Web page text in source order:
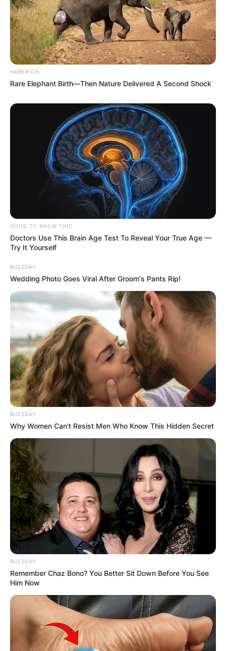
HABERION
Rare Elephant Birth—Then Nature Delivered A Second Shock
GOOD TO KNOW THIS
Doctors Use This Brain Age Test To Reveal Your True Age —
Try It Yourself
BUZZDAY
Wedding Photo Goes Viral After Groom's Pants Rip!
BUZZDAY
Why Women Can't Resist Men Who Know This Hidden Secret
BUZZDAY
Remember Chaz Bono? You Better Sit Down Before You See
Him Now